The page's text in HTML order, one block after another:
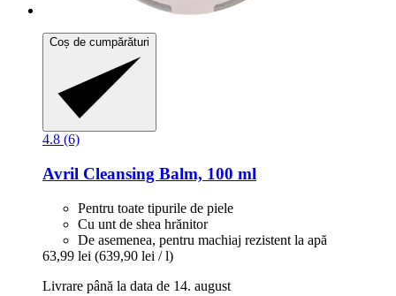
Coș de cumpărături
4.8 (6)
Avril Cleansing Balm, 100 ml
Pentru toate tipurile de piele
Cu unt de shea hrănitor
De asemenea, pentru machiaj rezistent la apă
63,99 lei (639,90 lei / l)
Livrare până la data de 14. august